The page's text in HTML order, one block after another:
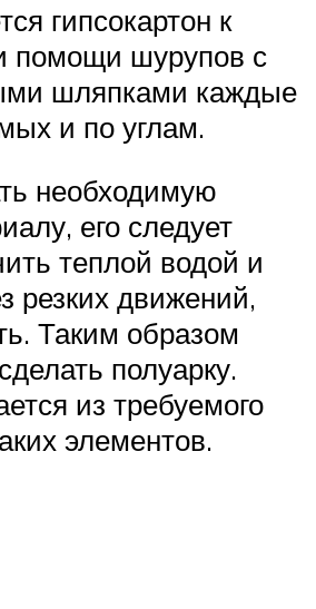
гипсокартон к
помощи шурупов с
шляпками каждые
и по углам.
необходимую
его следует
теплой водой и
резких движений,
Таким образом
полуарку.
из требуемого
элементов.